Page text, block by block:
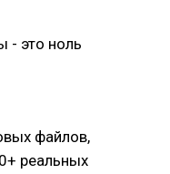
- это ноль
файлов,
реальных